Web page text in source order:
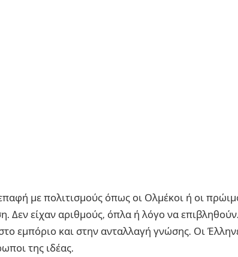
με πολιτισμούς όπως οι Ολμέκοι ή οι
Δεν είχαν αριθμούς, όπλα ή λόγο να επιβληθούν.
εμπόριο και στην ανταλλαγή γνώσης. Οι
της ιδέας.